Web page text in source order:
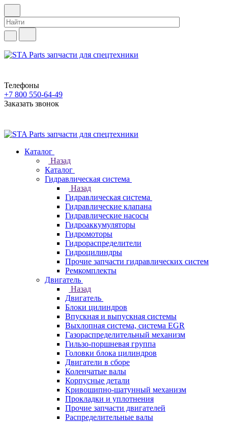
Телефоны
+7 800 550-64-49
Заказать звонок
Каталог
Назад
Каталог
Гидравлическая система
Назад
Гидравлическая система
Гидравлические клапана
Гидравлические насосы
Гидроаккумуляторы
Гидромоторы
Гидрораспределители
Гидроцилиндры
Прочие запчасти гидравлических систем
Ремкомплекты
Двигатель
Назад
Двигатель
Блоки цилиндров
Впускная и выпускная системы
Выхлопная система, система EGR
Газораспределительный механизм
Гильзо-поршневая группа
Головки блока цилиндров
Двигатели в сборе
Коленчатые валы
Корпусные детали
Кривошипно-шатунный механизм
Прокладки и уплотнения
Прочие запчасти двигателей
Распределительные валы